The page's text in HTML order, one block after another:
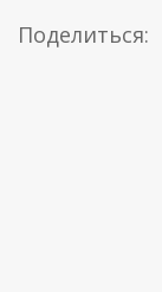
Поделиться: